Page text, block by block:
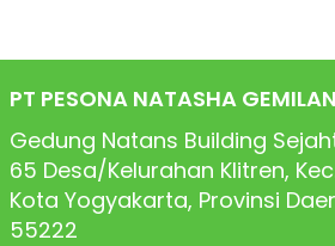
PT PESONA NATASHA
Gedung Natans Building
65 Desa/Kelurahan Klitren,
Kota Yogyakarta, Provinsi
55222